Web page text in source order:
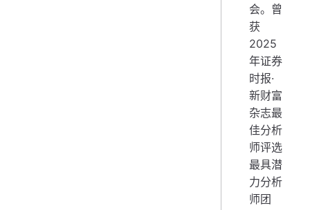
会。曾
获
2025
年证券
时报·
新财富
杂志最
佳分析
师评选
最具潜
力分析
师团